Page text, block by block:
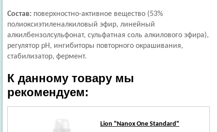
Состав: поверхностно-активное вещество (53%
полиоксиэтиленалкиловый эфир, линейный
алкилбензолсульфонат, сульфатная соль алкилового эфира),
регулятор pH, ингибиторы повторного окрашивания,
стабилизатор, фермент.
К данному товару мы
рекомендуем:
Lion "Nanox One Standard"